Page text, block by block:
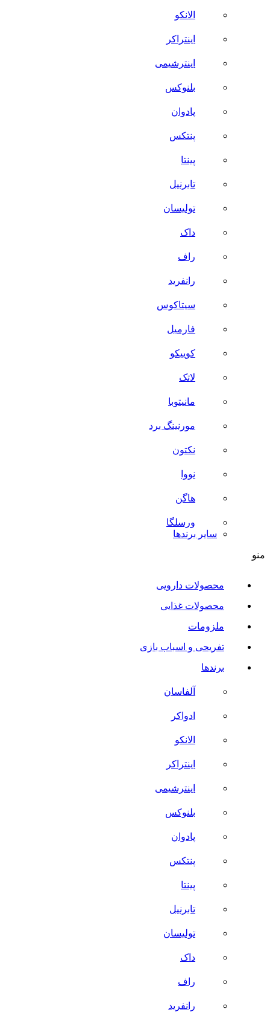
الانکو
اینتراکر
اینترشیمی
بلنوکس
پادوان
پنتکس
پینتا
تابرنیل
تولیسان
داک
راف
رانفرید
سیتاکوس
فارمیل
کوییکو
لاتک
مانیتوبا
مورنینگ برد
نکتون
نووا
هاگن
ورسلگا
سایر برند‌ها
منو
محصولات دارویی
محصولات غذایی
ملزومات
تفریحی و اسباب بازی
برندها
آلفاسان
ادواکر
الانکو
اینتراکر
اینترشیمی
بلنوکس
پادوان
پنتکس
پینتا
تابرنیل
تولیسان
داک
راف
رانفرید